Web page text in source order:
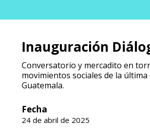
Inauguración
Conversatorio y mercadito en
movimientos sociales de la última
Guatemala.
Fecha
24 de abril de 2025